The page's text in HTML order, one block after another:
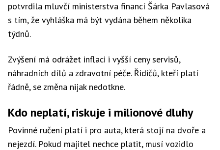
potvrdila mluvčí ministerstva financí Šárka Pavlasová
s tím, že vyhláška má být vydána během několika
týdnů.
Zvýšení má odrážet inflaci i vyšší ceny servisů,
náhradních dílů a zdravotní péče. Řidičů, kteří platí
řádně, se změna nijak nedotkne.
Kdo neplatí, riskuje i milionové dluhy
Povinné ručení platí i pro auta, která stojí na dvoře a
nejezdí. Pokud majitel nechce platit, musí vozidlo